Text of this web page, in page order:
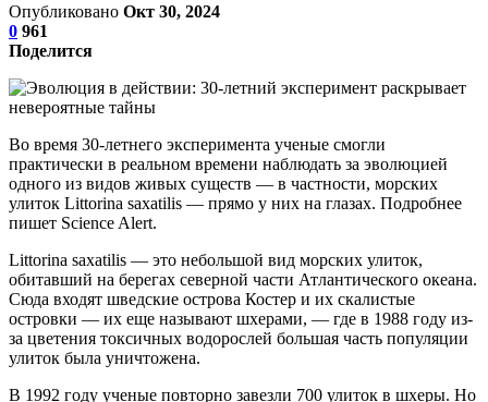
Опубликовано Окт 30, 2024
0 961
Поделится
Во время 30-летнего эксперимента ученые смогли
практически в реальном времени наблюдать за эволюцией
одного из видов живых существ — в частности, морских
улиток Littorina saxatilis — прямо у них на глазах. Подробнее
пишет Science Alert.
Littorina saxatilis — это небольшой вид морских улиток,
обитавший на берегах северной части Атлантического океана.
Сюда входят шведские острова Костер и их скалистые
островки — их еще называют шхерами, — где в 1988 году из-
за цветения токсичных водорослей большая часть популяции
улиток была уничтожена.
В 1992 году ученые повторно завезли 700 улиток в шхеры. Но